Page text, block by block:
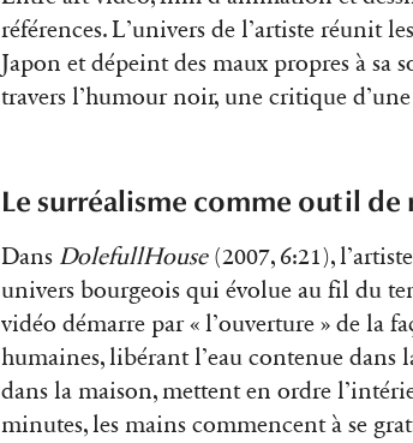
références. L’univers de l’artiste réunit
Japon et dépeint des maux propres à sa
travers l’humour noir, une critique
Le surréalisme comme outil de
Dans DolefullHouse(2007, 6:21),
univers bourgeois qui évolue au fil du
vidéo démarre par « l’ouverture » de la
humaines, libérant l’eau contenue dans
dans la maison, mettent en ordre
minutes, les mains commencent à se